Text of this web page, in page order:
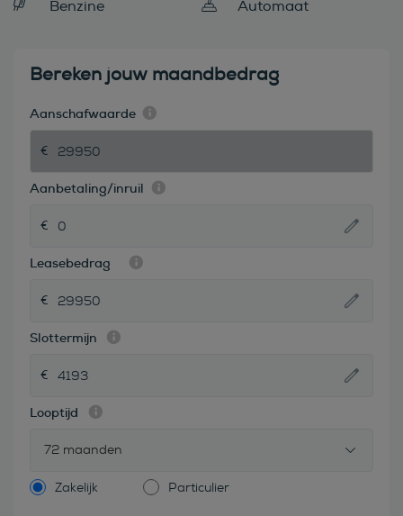
Benzine Automaat
Bereken jouw maandbedrag
Aanschafwaarde
Aanbetaling/inruil
Leasebedrag
Slottermijn
Looptijd
72 maanden
Zakelijk Particulier